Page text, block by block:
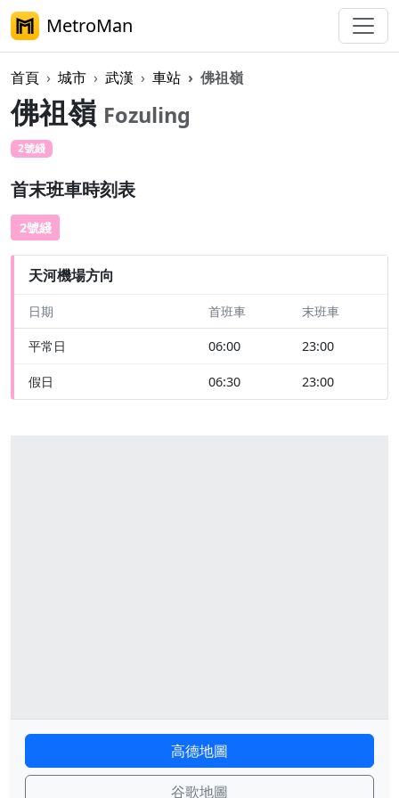
MetroMan
首頁 城市 武漢 車站 佛祖嶺
佛祖嶺 Fozuling
2號綫
首末班車時刻表
2號綫
天河機場方向
日期 首班車 末班車
平常日 06:00 23:00
假日 06:30 23:00
高德地圖
谷歌地圖